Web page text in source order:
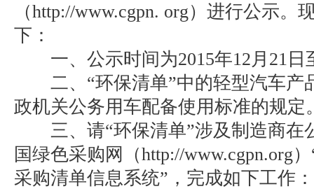
（http://www.cgpn. org）进行公示。
下：
一、公示时间为2015年12月21日
二、“环保清单”中的轻型汽车产
政机关公务用车配备使用标准的规定
三、请“环保清单”涉及制造商在
国绿色采购网（http://www.cgpn.org
采购清单信息系统”，完成如下工作：